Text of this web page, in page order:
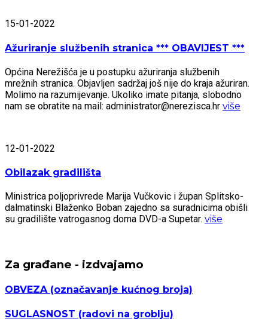
15-01-2022
Ažuriranje službenih stranica *** OBAVIJEST ***
Općina Nerežišća je u postupku ažuriranja službenih
mrežnih stranica. Objavljen sadržaj još nije do kraja ažuriran.
Molimo na razumijevanje. Ukoliko imate pitanja, slobodno
nam se obratite na mail: administrator@nerezisca.hr više
12-01-2022
Obilazak gradilišta
Ministrica poljoprivrede Marija Vučkovic i župan Splitsko-
dalmatinski Blaženko Boban zajedno sa suradnicima obišli
su gradilište vatrogasnog doma DVD-a Supetar. više
Za građane - izdvajamo
OBVEZA(označavanje kućnog broja)
SUGLASNOST (radovi na groblju)